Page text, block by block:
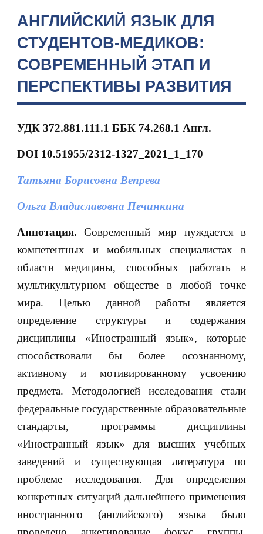
АНГЛИЙСКИЙ ЯЗЫК ДЛЯ
СТУДЕНТОВ-МЕДИКОВ:
СОВРЕМЕННЫЙ ЭТАП И
ПЕРСПЕКТИВЫ РАЗВИТИЯ
УДК 372.881.111.1 ББК 74.268.1 Англ.
DOI 10.51955/2312-1327_2021_1_170
Татьяна Борисовна Вепрева
Ольга Влaдиславовна Печинкина
Аннотация.Современный мир нуждается в
компетентных и мобильных специалистах в
области медицины, способных работать в
мультикультурном обществе в любой точке
мира. Целью данной работы является
определение структуры и содержания
дисциплины «Иностранный язык», которые
способствовали бы более осознанному,
активному и мотивированному усвоению
предмета. Методологией исследования стали
федеральные государственные образовательные
стандарты, программы дисциплины
«Иностранный язык» для высших учебных
заведений и существующая литература по
проблеме исследования. Для определения
конкретных ситуаций дальнейшего применения
иностранного (английского) языка было